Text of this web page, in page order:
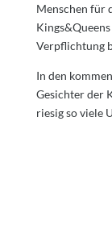
Menschen für
Verpflichtung
In den
Gesichter der
riesig so viele